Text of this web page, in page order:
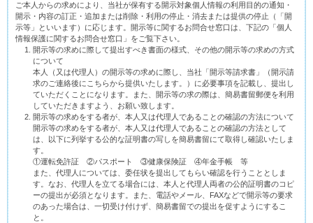
ご本人からの求めにより、当社が保有する開示対象個人情報の利用目的の通知・
開示・内容の訂正・追加または削除・利用の停止・消去または提供の停止（「開
示等」といいます）に応じます。開示等に関するお問合せ窓口は、下記の「個人
情報保護に関するお問合せ窓口」をご覧下さい。
開示等の求めに際して提出すべき書面の様式、その他の開示等の求めの方式
について
本人（又は代理人）の開示等の求めに際し、当社「開示等請求書」（開示請
求のご連絡後にこちらから提供いたします。）に必要事項を記載し、提出し
ていただくことになります。また、開示等の求の際は、簡易書留郵便を利用
していただきますよう、お願い致します。
開示等の求めをする者が、本人又は代理人であることの確認の方法について
開示等の求めをする者が、本人又は代理人であることの確認の方法として
は、以下に列挙する公的な証明書の写しを簡易書留にて取得し確認いたしま
す。
①運転免許証 ②パスポート ③健康保険証 ④年金手帳 等
また、代理人については、委任状を提出してもらい確認を行うこととしま
す。なお、代理人を立てる場合には、本人と代理人両者の公的証明書のコピ
ーの提出が必須となります。また、電話やメール、FAXなどで開示等の要求
のあった場合は、一切受け付けず、簡易書留での提出を促すようにするこ
と。